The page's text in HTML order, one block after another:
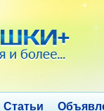
Статьи